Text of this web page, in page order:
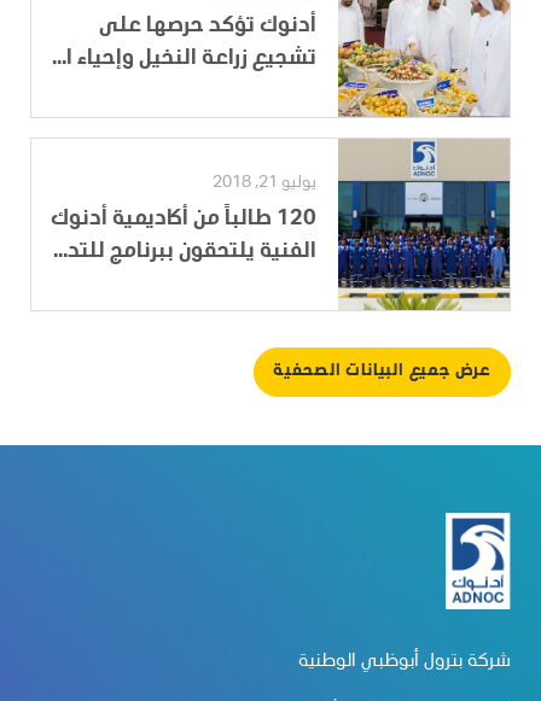
أدنوك تؤكد حرصها على
تشجيع زراعة النخيل وإحياء ا...
يوليو 21, 2018
120 طالباً من أكاديمية أدنوك
الفنية يلتحقون ببرنامج للتد...
عرض جميع البيانات الصحفية
شركة بترول أبوظبي الوطنية